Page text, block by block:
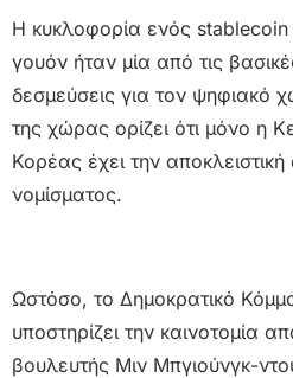
Η κυκλοφορία ενός stablecoin
γουόν ήταν μία από τις
δεσμεύσεις για τον ψηφιακό
της χώρας ορίζει ότι μόνο η
Κορέας έχει την
νομίσματος.
Ωστόσο, το Δημοκρατικό
υποστηρίζει την καινοτομία
βουλευτής Μιν Μπγιούνγκ-